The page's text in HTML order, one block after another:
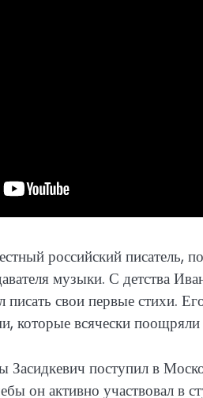
российский писатель,
музыки. С детства
писать свои первые стихи.
которые всячески
поступил в
он активно участвовал в